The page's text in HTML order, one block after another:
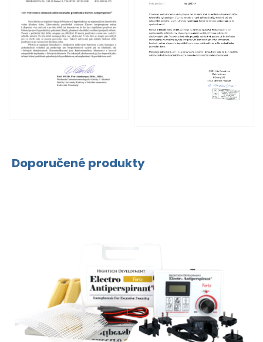
Doporučené produkty